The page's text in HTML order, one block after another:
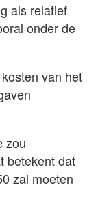
als relatief
onder de
van het
zou
betekent dat
zal moeten